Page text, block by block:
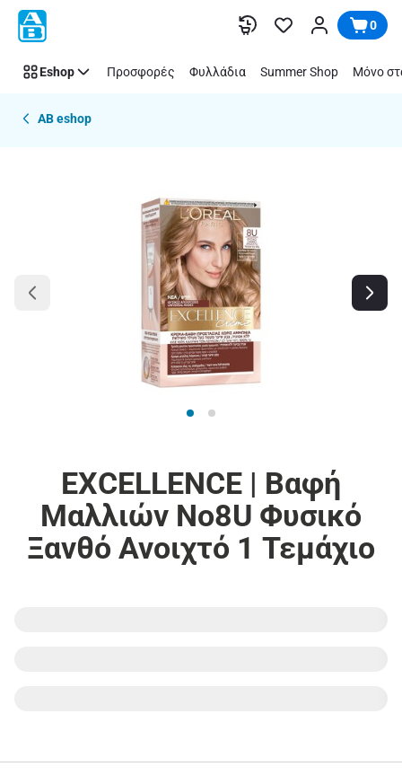
Παράλειψη 0
Eshop Προσφορές Φυλλάδια Summer Shop Μόνο
AB eshop
EXCELLENCE | Βαφή
Μαλλιών Νο8U Φυσικό
Ξανθό Ανοιχτό 1 Τεμάχιο